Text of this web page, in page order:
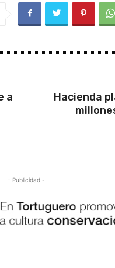
a
Hacienda
- Publicidad -